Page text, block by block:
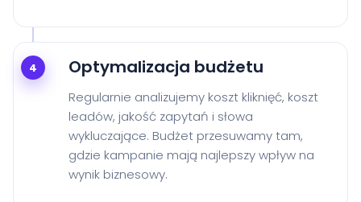
4 Optymalizacja budżetu
Regularnie analizujemy koszt kliknięć, koszt
leadów, jakość zapytań i słowa
wykluczające. Budżet przesuwamy tam,
gdzie kampanie mają najlepszy wpływ na
wynik biznesowy.